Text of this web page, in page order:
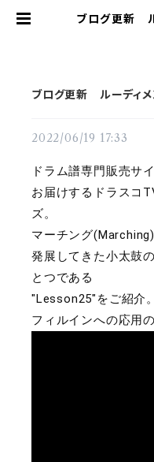
ブログ更新
ブログ更新 ルーデ
2022/06/19 17:33
ドラム譜専門販売サ
お届けするドラスコ
ズ。
マーチング
発展してきた小太鼓
とつである
"Lesson25"をご紹介。
フィルインへの応用